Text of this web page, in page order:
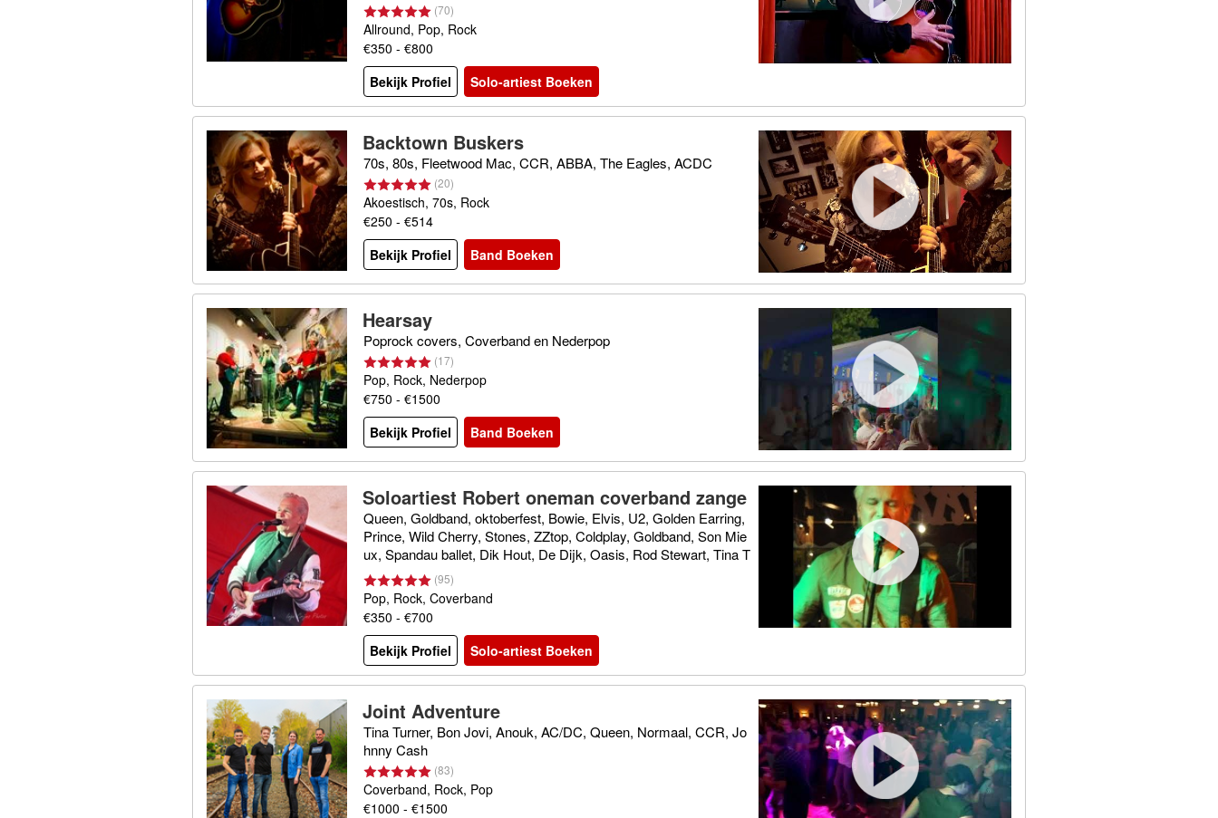
(70)
Allround, Pop, Rock
€350 - €800
Bekijk Profiel
Solo-artiest Boeken
Backtown Buskers
70s, 80s, Fleetwood Mac, CCR, ABBA, The Eagles, ACDC
(20)
Akoestisch, 70s, Rock
€250 - €514
Bekijk Profiel
Band Boeken
Hearsay
Poprock covers, Coverband en Nederpop
(17)
Pop, Rock, Nederpop
€750 - €1500
Bekijk Profiel
Band Boeken
Soloartiest Robert oneman coverband zange
r
Queen, Goldband, oktoberfest, Bowie, Elvis, U2, Golden Earring,
Prince, Wild Cherry, Stones, ZZtop, Coldplay, Goldband, Son Mie
ux, Spandau ballet, Dik Hout, De Dijk, Oasis, Rod Stewart, Tina T
urner, Lady Gaga,
(95)
Pop, Rock, Coverband
€350 - €700
Bekijk Profiel
Solo-artiest Boeken
Joint Adventure
Tina Turner, Bon Jovi, Anouk, AC/DC, Queen, Normaal, CCR, Jo
hnny Cash
(83)
Coverband, Rock, Pop
€1000 - €1500